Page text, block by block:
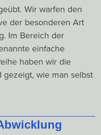
Wir warfen den
der besonderen Art
Im Bereich der
einfache
haben wir die
wie man selbst